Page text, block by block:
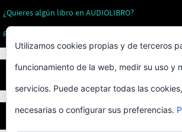
¿Quieres algún libro en AUDIOLIBRO?
Revistas literarias
BEST ELEGANT TEMPLATES FOR ELEMENTOR
Utilizamos cookies propias y de terceros
funcionamiento de la web, medir su uso y
servicios. Puede aceptar todas las
necesarias o configurar sus preferencias.